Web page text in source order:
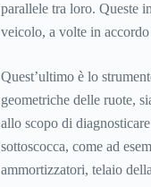
parallele tra loro. Queste
veicolo, a volte in
Quest’ultimo è lo
geometriche delle ruote,
allo scopo di
sottoscocca, come ad
ammortizzatori, telaio